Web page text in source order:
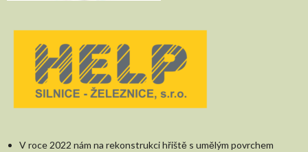
V roce 2022 nám na rekonstrukci hřiště s umělým povrchem